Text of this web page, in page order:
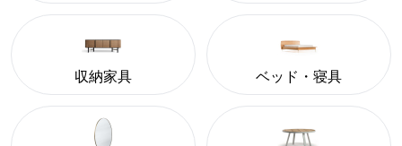
収納家具 ベッド・寝具